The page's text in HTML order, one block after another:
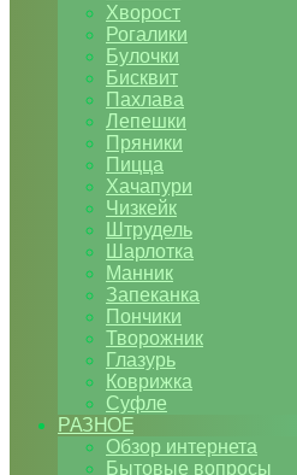
Хворост
Рогалики
Булочки
Бисквит
Пахлава
Лепешки
Пряники
Пицца
Хачапури
Чизкейк
Штрудель
Шарлотка
Манник
Запеканка
Пончики
Творожник
Глазурь
Коврижка
Суфле
РАЗНОЕ
Обзор интернета
Бытовые вопросы